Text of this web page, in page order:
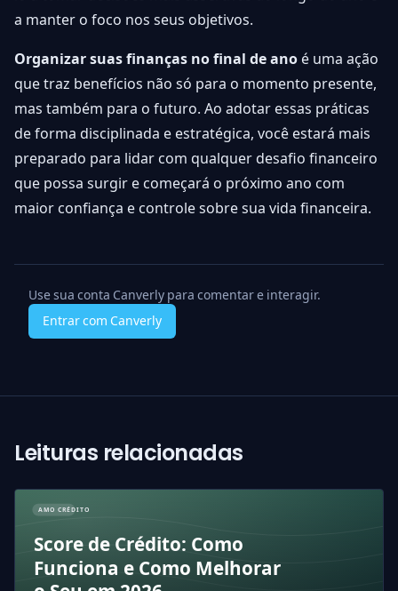
a manter o foco nos seus objetivos.
Organizar suas finanças no final de ano é uma ação
que traz benefícios não só para o momento presente,
mas também para o futuro. Ao adotar essas práticas
de forma disciplinada e estratégica, você estará mais
preparado para lidar com qualquer desafio financeiro
que possa surgir e começará o próximo ano com
maior confiança e controle sobre sua vida financeira.
Use sua conta Canverly para comentar e interagir.
Entrar com Canverly
Leituras relacionadas